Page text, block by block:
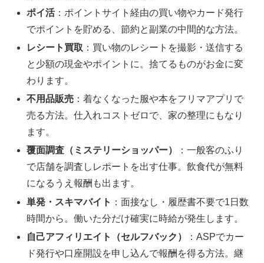
ポイ活：ポイントサイト経由の買い物やカード発行
でポイントを貯める、節約と副業の中間的な方法。
レシート買取 ：買い物のレシートを撮影・送信する
と少額の現金やポイントに。捨てるものがお金に変
わります。
不用品販売 ：着なくなった服や本をフリマアプリで
売る方法。仕入れコストゼロで、家の整理にもなり
ます。
覆面調査（ミステリーショッパー）
：一般客のふり
で店舗を調査しレポートを出す仕事。飲食代が無料
になるうえ報酬も出ます。
単発・スキマバイト ：面接なし・履歴書不要で1日数
時間から。働いた分だけ確実に時給が発生します。
自己アフィリエイト（セルフバック）
：ASPでカー
ド発行や口座開設を申し込んで報酬を得る方法。継